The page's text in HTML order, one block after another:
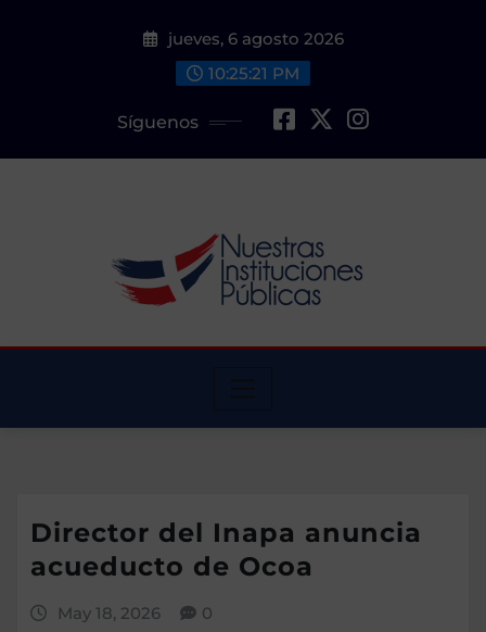
jueves, 6 agosto 2026
10:25:22 PM
Síguenos
Director del Inapa anuncia
acueducto de Ocoa
May 18, 2026 0